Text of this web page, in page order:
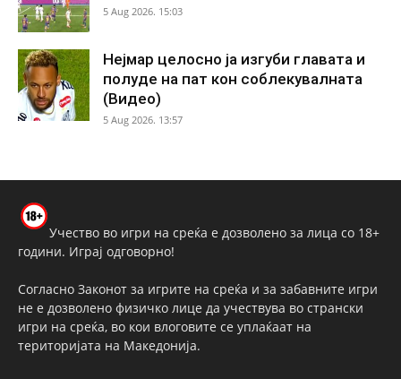
5 Aug 2026. 15:03
Нејмар целосно ја изгуби главата и
полуде на пат кон соблекувалната
(Видео)
5 Aug 2026. 13:57
Учество во игри на среќа е дозволено за лица со 18+
години. Играј одговорно!
Согласно Законот за игрите на среќа и за забавните игри
не е дозволено физичко лице да учествува во странски
игри на среќа, во кои влоговите се уплаќаат на
територијата на Македонија.